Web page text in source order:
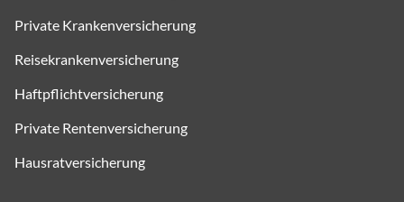
Private Krankenversicherung
Reisekrankenversicherung
Haftpflichtversicherung
Private Rentenversicherung
Hausratversicherung